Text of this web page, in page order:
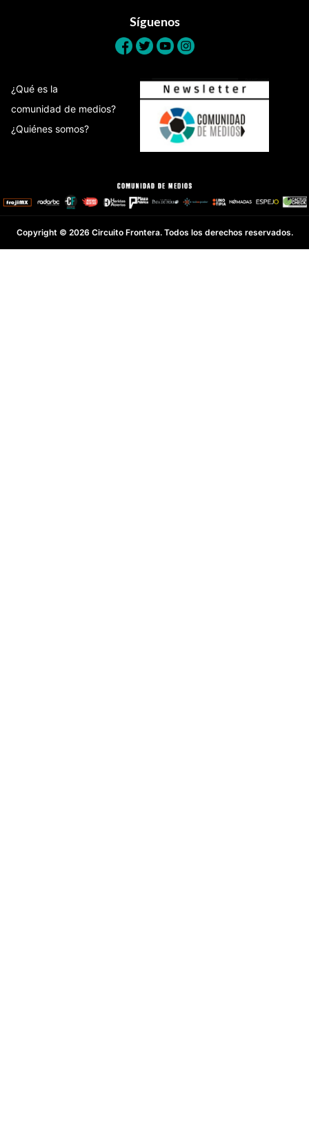
Síguenos
¿Qué es la
comunidad de medios?
¿Quiénes somos?
Copyright © 2026 Circuito Frontera. Todos los derechos reservados.